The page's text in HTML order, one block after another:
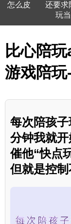
怎么皮
还要求
玩
比心陪
游戏陪
每次陪孩
分钟我就
催他“快点
但就是控